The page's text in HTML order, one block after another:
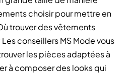
choisir pour mettre en
trouver des vêtements
conseillers MS Mode vous
les pièces adaptées à
à composer des looks qui